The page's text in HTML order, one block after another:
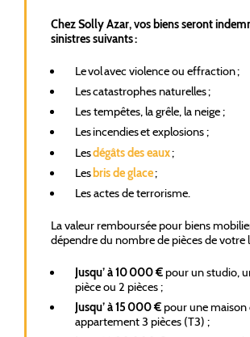
Chez Solly Azar, vos biens seront
sinistres suivants :
Le vol avec violence ou effraction ;
Les catastrophes naturelles ;
Les tempêtes, la grêle, la neige ;
Les incendies et explosions ;
Lesdégâts des eaux;
Les bris de glace;
Les actes de terrorisme.
La valeur remboursée pour biens
dépendre du nombre de pièces de votre
Jusqu’ à 10 000 €pour un studio,
pièce ou 2 pièces ;
Jusqu’ à 15 000 €pour une maison
appartement 3 pièces (T3) ;